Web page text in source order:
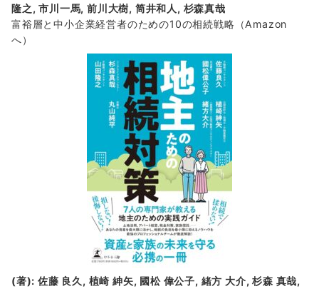
隆之, 市川一馬, 前川大樹, 筒井和人, 杉森真哉
富裕層と中小企業経営者のための10の相続戦略 （Amazon
へ）
(著): 佐藤 良久, 植崎 紳矢, 國松 偉公子, 緒方 大介, 杉森 真哉,